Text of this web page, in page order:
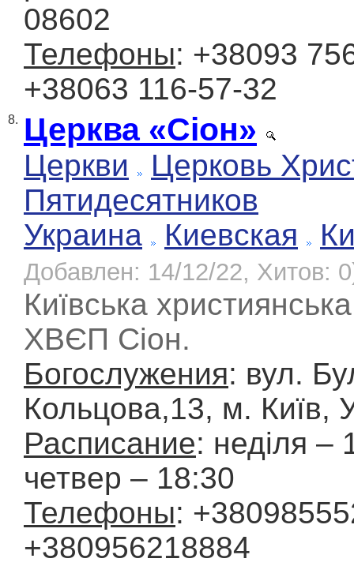
08602
Телефоны: +38093
+38063 116-57-32
8. Церква «Сіон»
Церкви
Церковь
Пятидесятников
Украина
Киевская
Добавлен: 14/12/22, Хитов:
Київська
ХВЄП Сіон.
Богослужения: вул.
Кольцова,13, м. Київ,
Расписание: неділя –
четвер – 18:30
Телефоны:
+380956218884